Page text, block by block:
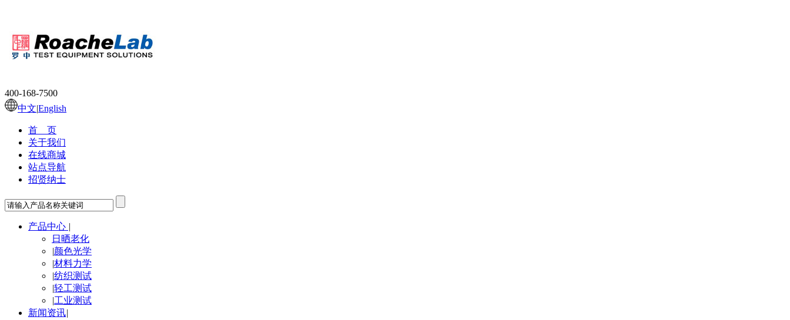
400-168-7500
中文|English
首 页
关于我们
在线商城
站点导航
招贤纳士
产品中心 |
日晒老化
|颜色光学
|材料力学
|纺织测试
|轻工测试
|工业测试
新闻资讯|